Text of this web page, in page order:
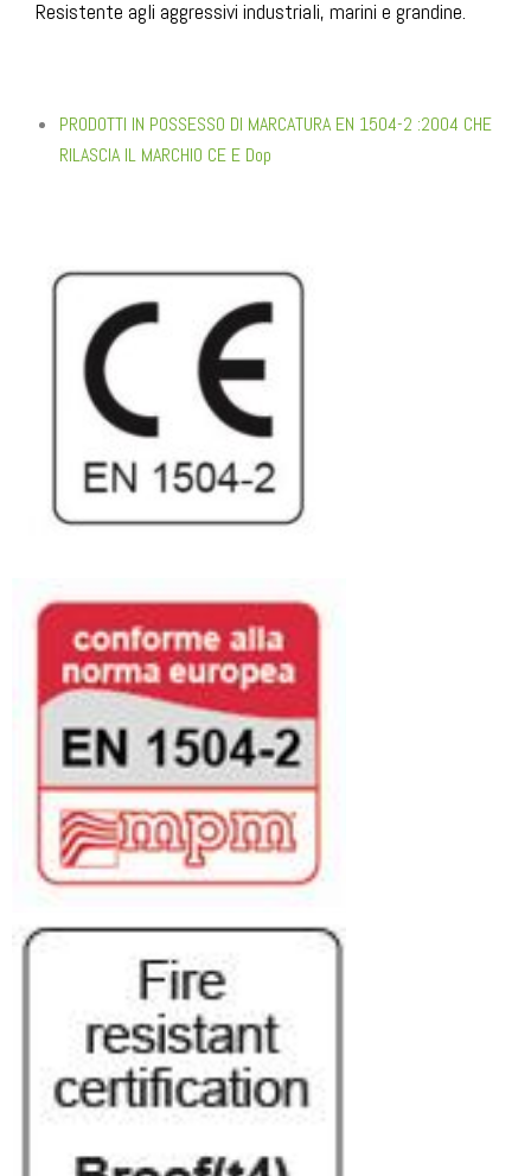
Resistente agli aggressivi industriali, marini e grandine.
PRODOTTI IN POSSESSO DI MARCATURA EN 1504-2 :2004 CHE
RILASCIA IL MARCHIO CE E Dop